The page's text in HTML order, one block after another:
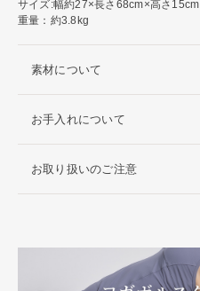
サイズ:幅約27×長さ68cm×高さ15cm
重量：約3.8kg
素材について
お手入れについて
お取り扱いのご注意